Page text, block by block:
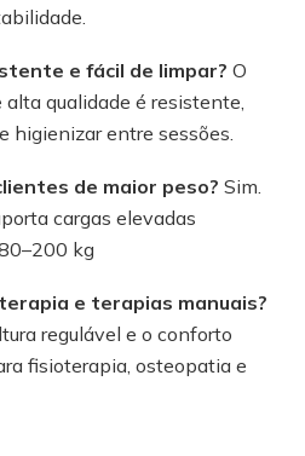
e fácil de limpar? O
qualidade é resistente,
higienizar entre sessões.
de maior peso? Sim.
cargas elevadas
kg
e terapias manuais?
regulável e o conforto
fisioterapia, osteopatia e